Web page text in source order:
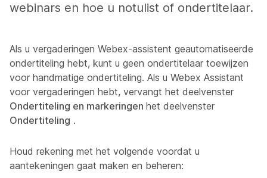
webinars en hoe u notulist of ondertitelaar.
Als u vergaderingen Webex-assistent geautomatiseerde
ondertiteling hebt, kunt u geen ondertitelaar toewijzen
voor handmatige ondertiteling. Als u Webex Assistant
voor vergaderingen hebt, vervangt het deelvenster
Ondertiteling en markeringen het deelvenster
Ondertiteling .
Houd rekening met het volgende voordat u
aantekeningen gaat maken en beheren: